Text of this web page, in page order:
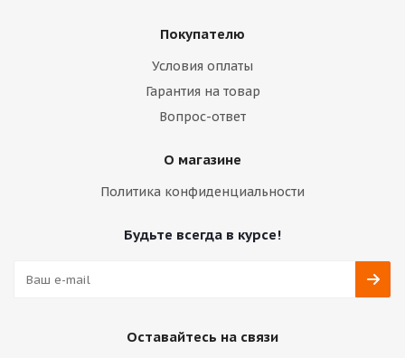
Покупателю
Условия оплаты
Гарантия на товар
Вопрос-ответ
О магазине
Политика конфиденциальности
Будьте всегда в курсе!
Оставайтесь на связи